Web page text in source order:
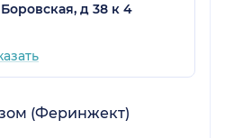
д 38 к 4
(Феринжект)